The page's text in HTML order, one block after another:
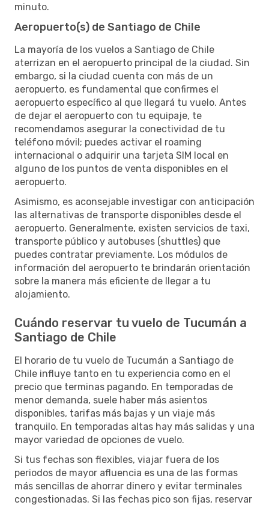
minuto.
Aeropuerto(s) de Santiago de Chile
La mayoría de los vuelos a Santiago de Chile
aterrizan en el aeropuerto principal de la ciudad. Sin
embargo, si la ciudad cuenta con más de un
aeropuerto, es fundamental que confirmes el
aeropuerto específico al que llegará tu vuelo. Antes
de dejar el aeropuerto con tu equipaje, te
recomendamos asegurar la conectividad de tu
teléfono móvil; puedes activar el roaming
internacional o adquirir una tarjeta SIM local en
alguno de los puntos de venta disponibles en el
aeropuerto.
Asimismo, es aconsejable investigar con anticipación
las alternativas de transporte disponibles desde el
aeropuerto. Generalmente, existen servicios de taxi,
transporte público y autobuses (shuttles) que
puedes contratar previamente. Los módulos de
información del aeropuerto te brindarán orientación
sobre la manera más eficiente de llegar a tu
alojamiento.
Cuándo reservar tu vuelo de Tucumán a
Santiago de Chile
El horario de tu vuelo de Tucumán a Santiago de
Chile influye tanto en tu experiencia como en el
precio que terminas pagando. En temporadas de
menor demanda, suele haber más asientos
disponibles, tarifas más bajas y un viaje más
tranquilo. En temporadas altas hay más salidas y una
mayor variedad de opciones de vuelo.
Si tus fechas son flexibles, viajar fuera de los
periodos de mayor afluencia es una de las formas
más sencillas de ahorrar dinero y evitar terminales
congestionadas. Si las fechas pico son fijas, reservar